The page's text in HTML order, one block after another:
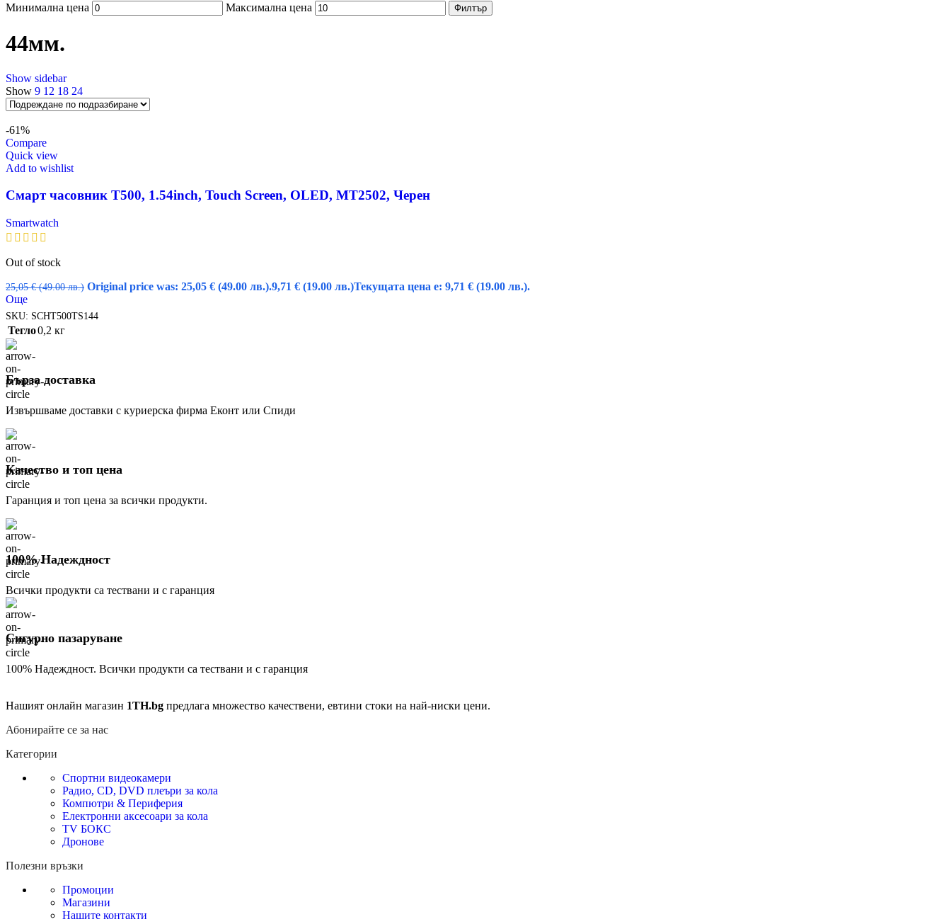
Минимална цена Максимална цена Филтър
44мм.
Show sidebar
Show 9 12 18 24
-61%
Compare
Quick view
Add to wishlist
Смарт часовник T500, 1.54inch, Touch Screen, OLED, MT2502, Черен
Smartwatch
Out of stock
25,05€ (49.00 лв.) Original price was: 25,05 € (49.00 лв.).9,71 € (19.00 лв.)Текущата цена е: 9,71 € (19.00 лв.).
Още
SKU: SCHT500TS144
Тегло0,2 кг
Бърза доставка
Извършваме доставки с куриерска фирма Еконт или Спиди
Качество и топ цена
Гаранция и топ цена за всички продукти.
100% Надеждност
Всички продукти са тествани и с гаранция
Сигурно пазаруване
100% Надеждност. Всички продукти са тествани и с гаранция
Нашият онлайн магазин 1TH.bg предлага множество качествени, евтини стоки на най-ниски цени.
Абонирайте се за нас
Категории
Спортни видеокамери
Радио, CD, DVD плеъри за кола
Компютри & Периферия
Електронни аксесоари за кола
TV БОКС
Дронове
Полезни връзки
Промоции
Магазини
Нашите контакти